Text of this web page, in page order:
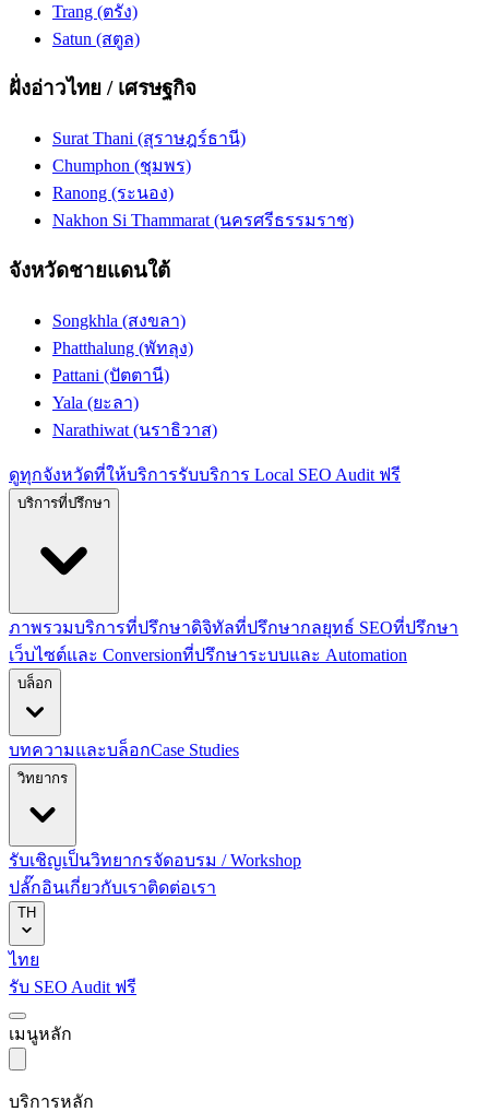
Trang (ตรัง)
Satun (สตูล)
ฝั่งอ่าวไทย / เศรษฐกิจ
Surat Thani (สุราษฎร์ธานี)
Chumphon (ชุมพร)
Ranong (ระนอง)
Nakhon Si Thammarat (นครศรีธรรมราช)
จังหวัดชายแดนใต้
Songkhla (สงขลา)
Phatthalung (พัทลุง)
Pattani (ปัตตานี)
Yala (ยะลา)
Narathiwat (นราธิวาส)
ดูทุกจังหวัดที่ให้บริการรับบริการ Local SEO Audit ฟรี
บริการที่ปรึกษา
ภาพรวมบริการที่ปรึกษาดิจิทัลที่ปรึกษากลยุทธ์ SEOที่ปรึกษา
เว็บไซต์และ Conversionที่ปรึกษาระบบและ Automation
บล็อก
บทความและบล็อกCase Studies
วิทยากร
รับเชิญเป็นวิทยากรจัดอบรม / Workshop
ปลั๊กอินเกี่ยวกับเราติดต่อเรา
TH
ไทย
รับ SEO Audit ฟรี
เมนูหลัก
บริการหลัก